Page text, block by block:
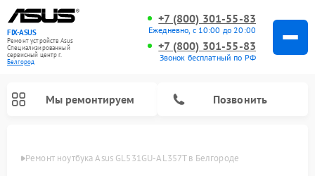
FIX-ASUS
Ремонт устройств Asus
Специализированный
cервисный центр г.
Белгород
+7 (800) 301-55-83
Ежедневно, с 10:00 до 20:00
+7 (800) 301-55-83
Звонок бесплатный по РФ
Мы ремонтируем Позвонить
Ремонт ноутбука Asus GL531GU-AL357T в Белгороде